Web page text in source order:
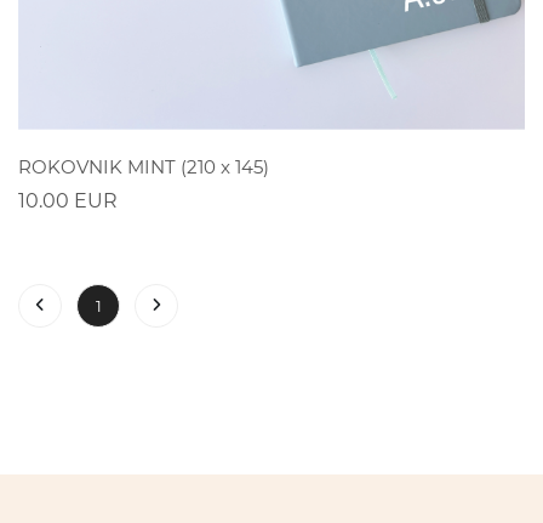
POGLEDAJ
ROKOVNIK MINT (210 x 145)
10.00 EUR
1